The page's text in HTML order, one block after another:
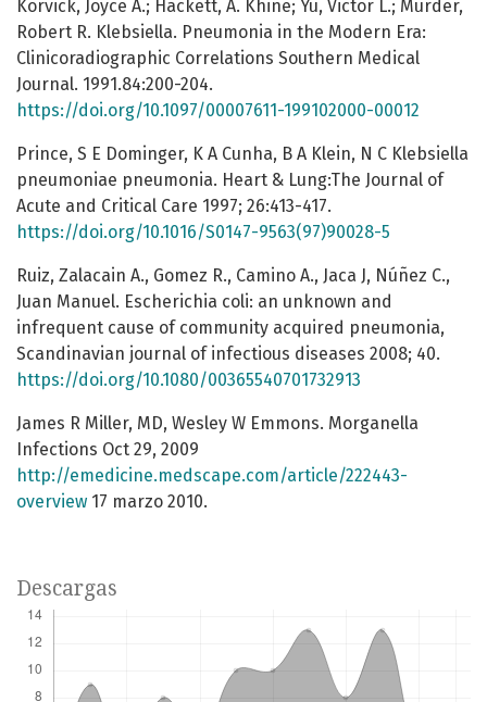
Korvick, Joyce A.; Hackett, A. Khine; Yu, Victor L.; Murder,
Robert R. Klebsiella. Pneumonia in the Modern Era:
Clinicoradiographic Correlations Southern Medical
Journal. 1991.84:200-204.
https://doi.org/10.1097/00007611-199102000-00012
Prince, S E Dominger, K A Cunha, B A Klein, N C Klebsiella
pneumoniae pneumonia. Heart & Lung:The Journal of
Acute and Critical Care 1997; 26:413-417.
https://doi.org/10.1016/S0147-9563(97)90028-5
Ruiz, Zalacain A., Gomez R., Camino A., Jaca J, Núñez C.,
Juan Manuel. Escherichia coli: an unknown and
infrequent cause of community acquired pneumonia,
Scandinavian journal of infectious diseases 2008; 40.
https://doi.org/10.1080/00365540701732913
James R Miller, MD, Wesley W Emmons. Morganella
Infections Oct 29, 2009
http://emedicine.medscape.com/article/222443-
overview 17 marzo 2010.
Descargas